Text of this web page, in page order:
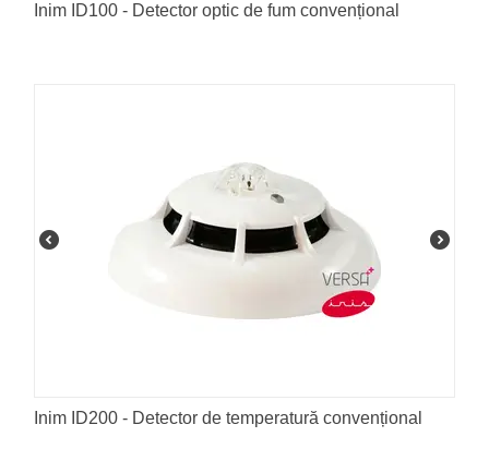
Inim ID100 - Detector optic de fum convențional
Inim ID200 - Detector de temperatură convențional